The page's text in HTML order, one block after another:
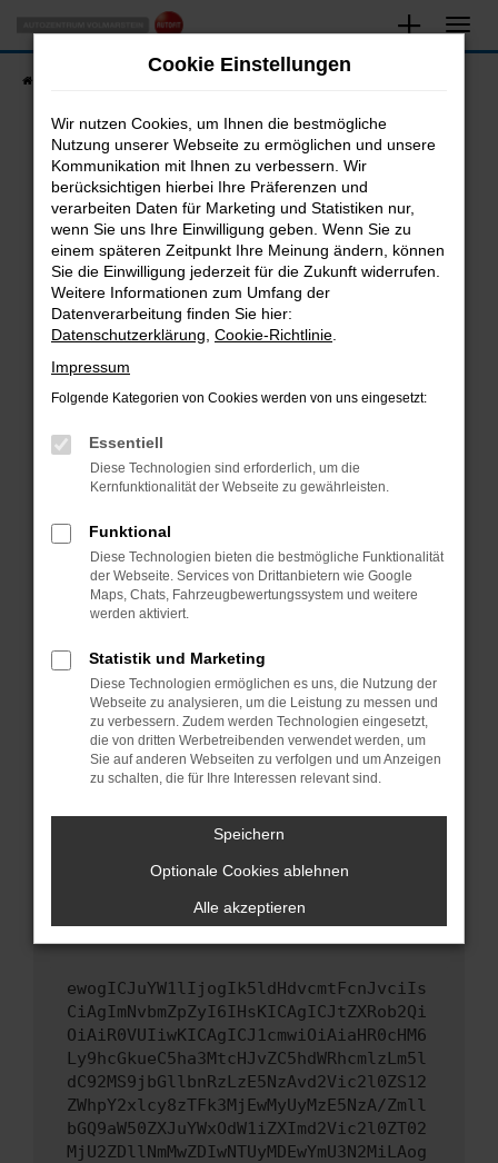
Zum
Hauptinhalt
springen
Fahrzeugsuche
Fehler: Network Error
Beim Laden ist ein Fehler aufgetreten.
Hier sind ein paar Tipps, die dir helfen können:
Überprüfe deine Firewall und deine
Internetverbindung.
Laden andere Webseiten, zum Beispiel deine
Suchmaschine?
Prüfe deine Browsererweiterungen.
können das Laden bestimmter Seiten
verhindern. Funktioniert die Seite in einem
anderen Browser oder in einem privaten
Starte dein Gerät neu.
Das kann manchmal helfen, vorübergehende
Probleme zu beheben.
Betriebssystem auf dem neuesten Stand
sind.
Veraltete Software birgt nicht nur ein
Sicherheitsrisiko, sondern kann auch dazu
führen, dass bestimmte Funktionen nicht mehr
unterstützt werden.
Wende dich an den Webseitenbetreiber.
Wenn du alle oben genannten Schritte versucht
hast, kontaktiere uns bitte. Wir werden
versuchen, das Problem zu beheben. Du kannst
uns diesen Text schicken, um uns bei der
ewogICJuYW1lIjogIk5ldHdvcmtFcnJvciIs
CiAgImNvbmZpZyI6IHsKICAgICJtZXRob2Qi
OiAiR0VUIiwKICAgICJ1cmwiOiAiaHR0cHM6
Ly9hcGkueC5ha3MtcHJvZC5hdWRhcmlzLm5l
dC92MS9jbGllbnRzLzE5NzAvd2Vic2l0ZS12
ZWhpY2xlcy8zTFk3MjEwMyUyMzE5NzA/Zmll
bGQ9aW50ZXJuYWxOdW1iZXImd2Vic2l0ZT02
MjU2ZDllNmMwZDIwNTUyMDEwYmU3N2MiLAog
Cookie Einstellungen
Wir nutzen Cookies, um Ihnen die bestmögliche
Nutzung unserer Webseite zu ermöglichen und unsere
Kommunikation mit Ihnen zu verbessern. Wir
berücksichtigen hierbei Ihre Präferenzen und
verarbeiten Daten für Marketing und Statistiken nur,
wenn Sie uns Ihre Einwilligung geben. Wenn Sie zu
einem späteren Zeitpunkt Ihre Meinung ändern, können
Sie die Einwilligung jederzeit für die Zukunft widerrufen.
Weitere Informationen zum Umfang der
Datenverarbeitung finden Sie hier:
Datenschutzerklärung Cookie-Richtlinie
Impressum
Folgende Kategorien von Cookies werden von uns eingesetzt:
Essentiell
Diese Technologien sind erforderlich, um die
Kernfunktionalität der Webseite zu gewährleisten.
Funktional
Diese Technologien bieten die bestmögliche Funktionalität
der Webseite. Services von Drittanbietern wie Google
Maps, Chats, Fahrzeugbewertungssystem und weitere
werden aktiviert.
Statistik und Marketing
Diese Technologien ermöglichen es uns, die Nutzung der
Webseite zu analysieren, um die Leistung zu messen und
zu verbessern. Zudem werden Technologien eingesetzt,
die von dritten Werbetreibenden verwendet werden, um
Sie auf anderen Webseiten zu verfolgen und um Anzeigen
zu schalten, die für Ihre Interessen relevant sind.
Speichern
Optionale Cookies ablehnen
Alle akzeptieren